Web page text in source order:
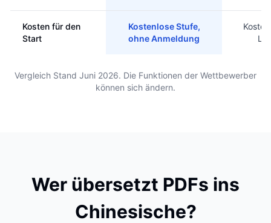
Kosten für den
Start
Kostenlose Stufe,
ohne Anmeldung
Vergleich Stand Juni 2026. Die Funktionen der Wettbewerber
können sich ändern.
Wer übersetzt PDFs ins
Chinesische?